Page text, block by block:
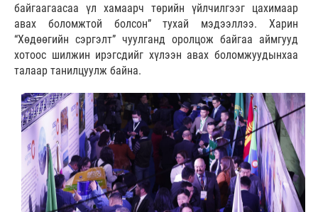
байгаагаасаа үл хамаарч төрийн үйлчилгээг цахимаар
авах боломжтой болсон” тухай мэдээллээ. Харин
“Хөдөөгийн сэргэлт” чуулганд оролцож байгаа аймгууд
хотоос шилжин ирэгсдийг хүлээн авах боломжуудынхаа
талаар танилцуулж байна.